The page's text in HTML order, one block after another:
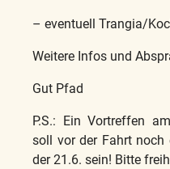
– eventuell Trangia/
Weitere Infos und
Gut Pfad
P.S.: Ein Vortreffen
soll vor der Fahrt noch
der 21.6. sein! Bitte